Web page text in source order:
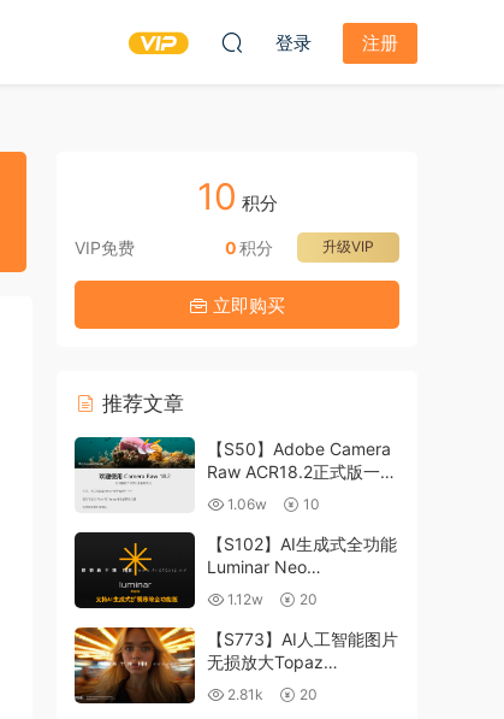
登录 注册
10 积分
VIP免费 升级VIP
0积分
立即购买
推荐文章
【S50】Adobe Camera
Raw ACR18.2正式版一键
升级包 ACR最新升级包
支持WIN和MAC
1.06w 10
【S102】AI生成式全功能
Luminar Neo
1.24.4(x64)超强修图插件
中文版WIN+MAC含400
个预设
1.12w 20
【S773】AI人工智能图片
无损放大Topaz
Gigapixel AI 8.4.0.1b照
片模糊清晰 PS插件+独立
2.81k 20